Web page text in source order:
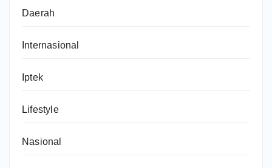
Daerah
Internasional
Iptek
Lifestyle
Nasional